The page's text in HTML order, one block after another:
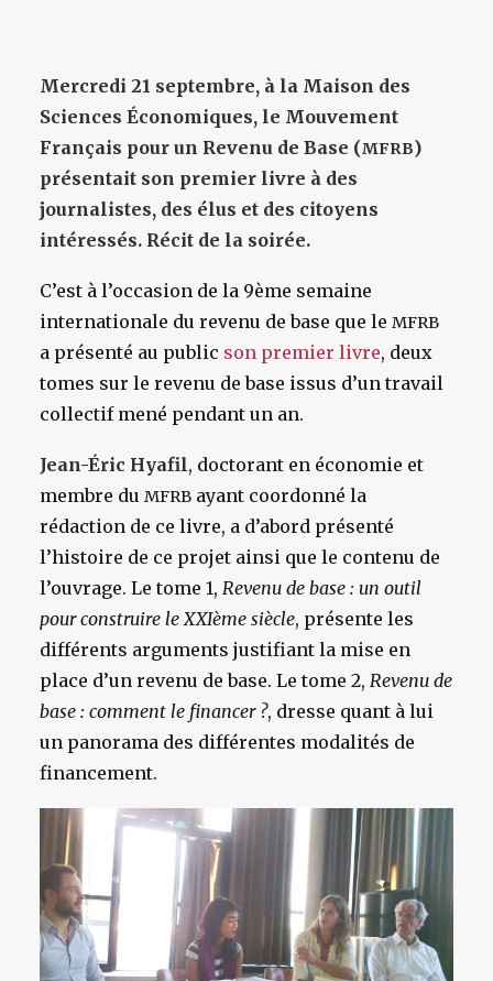
Mercredi 21 septembre, à la Maison des
Sciences Économiques, le Mouvement
Français pour un Revenu de Base (MFRB)
présentait son premier livre à des
journalistes, des élus et des citoyens
intéressés. Récit de la soirée.
C’est à l’occasion de la 9ème semaine
internationale du revenu de base que le MFRB
a présenté au public son premier livre, deux
tomes sur le revenu de base issus d’un travail
collectif mené pendant un an.
Jean-Éric Hyafil, doctorant en économie et
membre du MFRB ayant coordonné la
rédaction de ce livre, a d’abord présenté
l’histoire de ce projet ainsi que le contenu de
l’ouvrage. Le tome 1, Revenu de base : un outil
pour construire le XXIème siècle, présente les
différents arguments justifiant la mise en
place d’un revenu de base. Le tome 2, Revenu de
base : comment le financer ?, dresse quant à lui
un panorama des différentes modalités de
financement.